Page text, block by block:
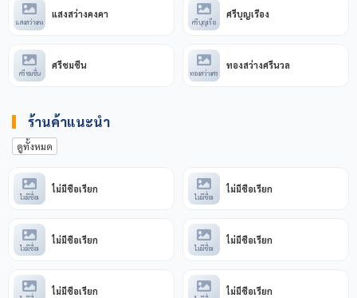
แสงสว่างคง
แสงสว่างคงคา
ศรีบุญเรือ
ศรีบุญเรือง
ศรีชมชื่น
ศรีชมชื่น
ทองสว่างศร
ทองสว่างศรีนวล
ร้านค้าแนะนำ
ดูทั้งหมด
ไม่มีชื่อเ
ไม่มีชื่อเรียก
ไม่มีชื่อเ
ไม่มีชื่อเรียก
ไม่มีชื่อเ
ไม่มีชื่อเรียก
ไม่มีชื่อเ
ไม่มีชื่อเรียก
ไม่มีชื่อเรียก ไม่มีชื่อเรียก